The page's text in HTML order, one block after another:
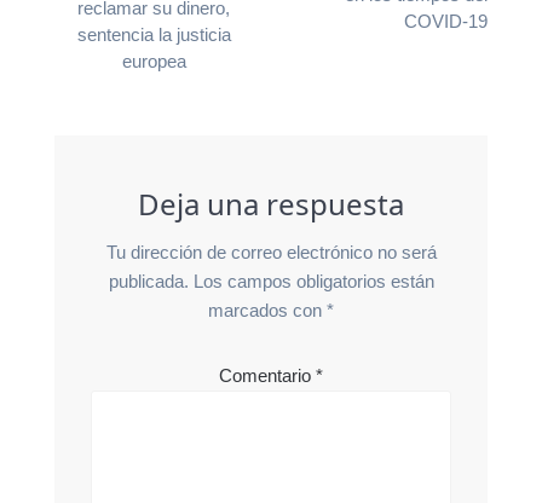
reclamar su dinero,
sentencia la justicia
europea
COVID-19
Deja una respuesta
Tu dirección de correo electrónico no será
publicada. Los campos obligatorios están
marcados con *
Comentario *